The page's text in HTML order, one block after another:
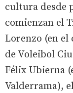
cultura desde
comienzan el
Lorenzo (en
de Voleibol
Félix Ubierna
Valderrama),